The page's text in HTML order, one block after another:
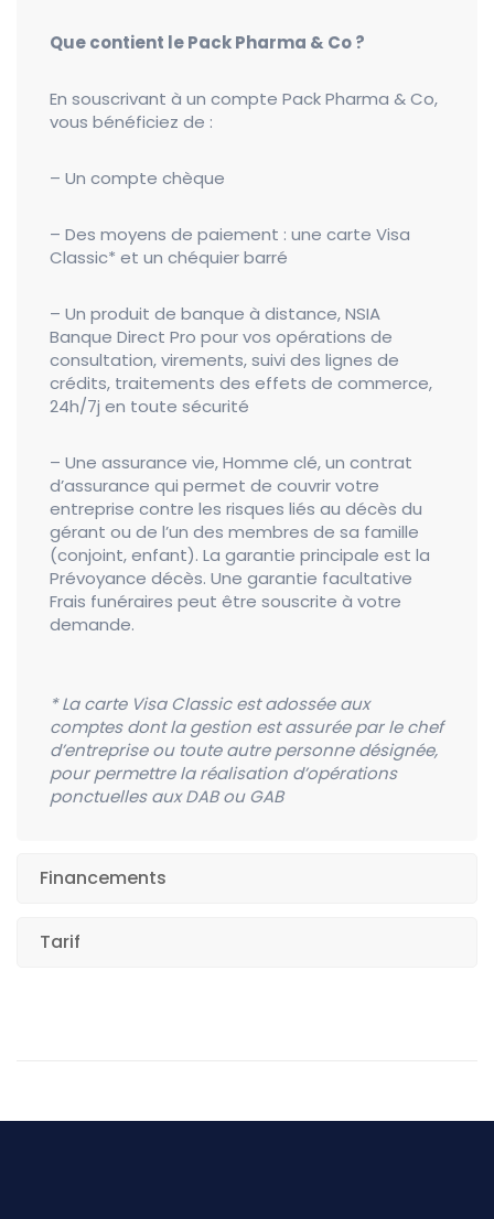
Que contient le Pack Pharma & Co ?
En souscrivant à un compte Pack Pharma & Co,
vous bénéficiez de :
– Un compte chèque
– Des moyens de paiement : une carte Visa
Classic* et un chéquier barré
– Un produit de banque à distance, NSIA
Banque Direct Pro pour vos opérations de
consultation, virements, suivi des lignes de
crédits, traitements des effets de commerce,
24h/7j en toute sécurité
– Une assurance vie, Homme clé, un contrat
d’assurance qui permet de couvrir votre
entreprise contre les risques liés au décès du
gérant ou de l’un des membres de sa famille
(conjoint, enfant). La garantie principale est la
Prévoyance décès. Une garantie facultative
Frais funéraires peut être souscrite à votre
demande.
* La carte Visa Classic est adossée aux
comptes dont la gestion est assurée par le chef
d’entreprise ou toute autre personne désignée,
pour permettre la réalisation d’opérations
ponctuelles aux DAB ou GAB
Financements
Tarif